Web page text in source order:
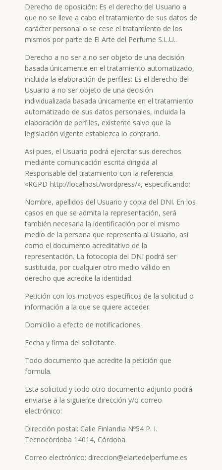
Derecho de oposición: Es el derecho del Usuario a
que no se lleve a cabo el tratamiento de sus datos de
carácter personal o se cese el tratamiento de los
mismos por parte de El Arte del Perfume S.L.U..
Derecho a no ser a no ser objeto de una decisión
basada únicamente en el tratamiento automatizado,
incluida la elaboración de perfiles: Es el derecho del
Usuario a no ser objeto de una decisión
individualizada basada únicamente en el tratamiento
automatizado de sus datos personales, incluida la
elaboración de perfiles, existente salvo que la
legislación vigente establezca lo contrario.
Así pues, el Usuario podrá ejercitar sus derechos
mediante comunicación escrita dirigida al
Responsable del tratamiento con la referencia
«RGPD-http://localhost/wordpress/», especificando:
Nombre, apellidos del Usuario y copia del DNI. En los
casos en que se admita la representación, será
también necesaria la identificación por el mismo
medio de la persona que representa al Usuario, así
como el documento acreditativo de la
representación. La fotocopia del DNI podrá ser
sustituida, por cualquier otro medio válido en
derecho que acredite la identidad.
Petición con los motivos específicos de la solicitud o
información a la que se quiere acceder.
Domicilio a efecto de notificaciones.
Fecha y firma del solicitante.
Todo documento que acredite la petición que
formula.
Esta solicitud y todo otro documento adjunto podrá
enviarse a la siguiente dirección y/o correo
electrónico:
Dirección postal: Calle Finlandia Nº54 P. I.
Tecnocórdoba 14014, Córdoba
Correo electrónico: direccion@elartedelperfume.es